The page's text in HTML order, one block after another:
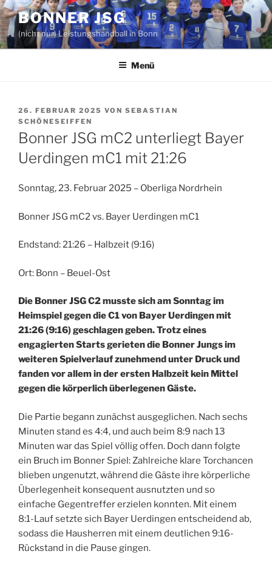
Zum
Inhalt
springen
BONNER JSG
(nicht nur) Leistungshandball in Bonn
Menü
VERÖFFENTLICHT
AM
26. FEBRUAR 2025 VON SEBASTIAN
SCHÖNESEIFFEN
Bonner JSG mC2 unterliegt Bayer
Uerdingen mC1 mit 21:26
Sonntag, 23. Februar 2025 – Oberliga Nordrhein
Bonner JSG mC2 vs. Bayer Uerdingen mC1
Endstand: 21:26 – Halbzeit (9:16)
Ort: Bonn – Beuel-Ost
Die Bonner JSG C2 musste sich am Sonntag im
Heimspiel gegen die C1 von Bayer Uerdingen mit
21:26 (9:16) geschlagen geben. Trotz eines
engagierten Starts gerieten die Bonner Jungs im
weiteren Spielverlauf zunehmend unter Druck und
fanden vor allem in der ersten Halbzeit kein Mittel
gegen die körperlich überlegenen Gäste.
Die Partie begann zunächst ausgeglichen. Nach sechs
Minuten stand es 4:4, und auch beim 8:9 nach 13
Minuten war das Spiel völlig offen. Doch dann folgte
ein Bruch im Bonner Spiel: Zahlreiche klare Torchancen
blieben ungenutzt, während die Gäste ihre körperliche
Überlegenheit konsequent ausnutzten und so
einfache Gegentreffer erzielen konnten. Mit einem
8:1-Lauf setzte sich Bayer Uerdingen entscheidend ab,
sodass die Hausherren mit einem deutlichen 9:16-
Rückstand in die Pause gingen.